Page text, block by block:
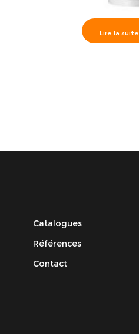
Lire la suite
Catalogues
Références
Contact